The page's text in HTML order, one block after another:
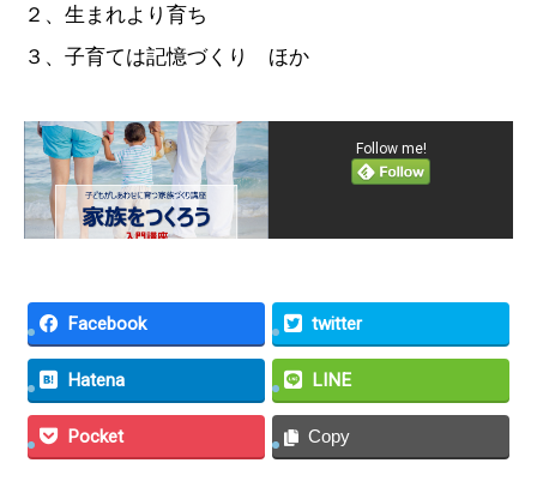
２、生まれより育ち
３、子育ては記憶づくり ほか
Follow me!
Facebook twitter
Hatena LINE
Pocket Copy